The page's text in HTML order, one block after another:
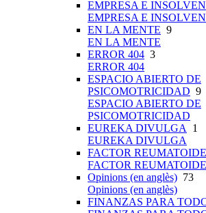
EMPRESA E
EMPRESA E
EN LA MENTE 9
EN LA MENTE
ERROR 404 3
ERROR 404
ESPACIO ABIERTO DE
PSICOMOTRICIDAD 9
ESPACIO ABIERTO DE
PSICOMOTRICIDAD
EUREKA DIVULGA 1
EUREKA DIVULGA
FACTOR REUMATOIDE
FACTOR REUMATOIDE
Opinions (en anglès) 73
Opinions (en anglès)
FINANZAS PARA